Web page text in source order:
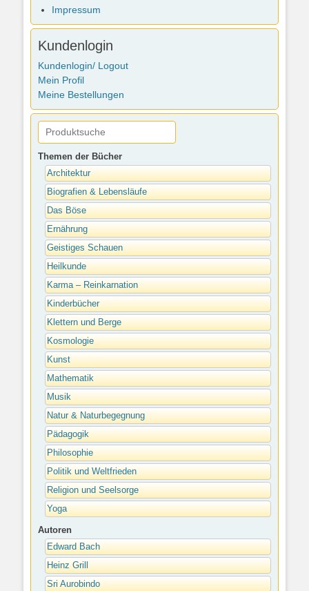
Impressum
Kundenlogin
Kundenlogin/ Logout
Mein Profil
Meine Bestellungen
Themen der Bücher
Architektur
Biografien & Lebensläufe
Das Böse
Ernährung
Geistiges Schauen
Heilkunde
Karma – Reinkarnation
Kinderbücher
Klettern und Berge
Kosmologie
Kunst
Mathematik
Musik
Natur & Naturbegegnung
Pädagogik
Philosophie
Politik und Weltfrieden
Religion und Seelsorge
Yoga
Autoren
Edward Bach
Heinz Grill
Sri Aurobindo